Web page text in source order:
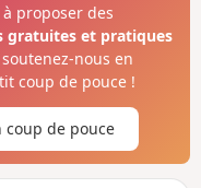
de la montée sont
signale un
entre 4 et 9, ne
Il faut contourner
nous indiquer dans les
concernant la levée
proposer des
gratuites et pratiques
nous en
coup de pouce !
coup de pouce